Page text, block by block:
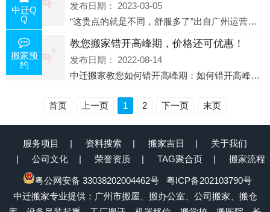
发布日期： 2023-03-05
“这贵点的就是不同，舒服多了”出自广州运营邓经理的口中。2023年开年刚出来，三个司机（加盟蓝犀牛的个人队伍）便请广州经理去佛山娱乐场所大消费了一次，据知悉一晚消费达一万多，由三人平摊费用，燃鹅这样的
教您搬家错开高峰期，价格还可优惠！
发布日期： 2022-08-14
中迁搬家教您如何错开高峰期：如何错开高峰期搬家，中迁搬家做了一些电话数据统计和分析，发现市民中午2点左右访问网站的人是最多的，电话咨询是早上9点左右是最多的，预约搬家周六和周日是最多的，网上QQ微
首页 上一页 1 2 下一页 末页
服务项目 资料搜索 搬家吉日
关于我们
公司文化
荣誉资质 TAG聚合页 搬家流程
粤公网安备 33038202004462号
粤ICP备202103790号
中迁搬家专业提供：广州市搬屋、搬办公室、公司搬家、搬仓
中迁Q
Q
搬家预
约